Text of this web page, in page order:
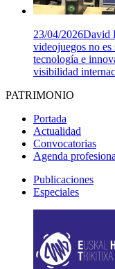
23/04/2026David
videojuegos no
tecnología e
visibilidad
PATRIMONIO
Portada
Actualidad
Convocatorias
Agenda
Publicaciones
Especiales